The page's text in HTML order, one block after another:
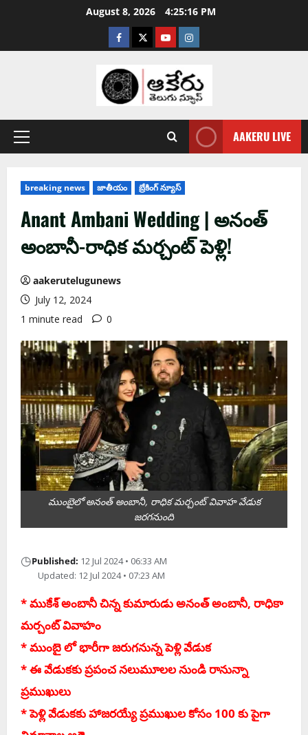
August 8, 2026 4:25:17 PM
AAKERU LIVE
breaking news జాతీయం బ్రేకింగ్ న్యూస్
Anant Ambani Wedding | అనంత్
అంబానీ-రాధిక మర్చంట్ పెళ్లి!
aakerutelugunews
July 12, 2024
1 minute read
0
ముంబైలో అనంత్ అంబానీ, రాధిక మర్చంట్ వివాహ వేడుక
జరగనుంది
◷Published: 12 Jul 2024 • 06:33 AM
Updated: 12 Jul 2024 • 07:23 AM
* ముకేశ్ అంబానీ చిన్న కుమారుడు అనంత్ అంబానీ, రాధికా
మర్చంట్ వివాహం
* ముంబై లో భారీగా జరుగనున్న పెళ్లి వేడుక
* ఈ వేడుకకు ప్రపంచ నలుమూలల నుండి రానున్నా
ప్రముఖులు
* పెళ్లి వేడుకకు హాజరయ్యే ప్రముఖుల కోసం 100 కు పైగా